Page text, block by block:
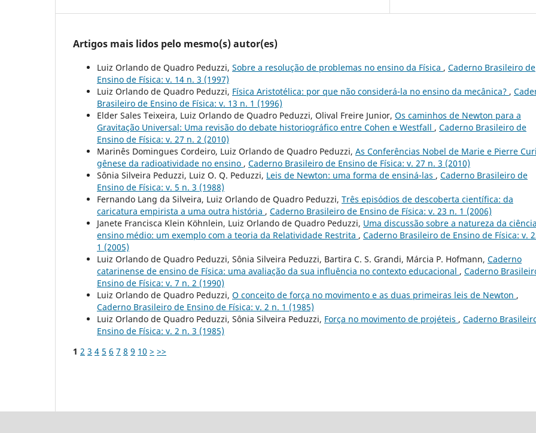
Artigos mais lidos pelo mesmo(s) autor(es)
Luiz Orlando de Quadro Peduzzi, Sobre a resolução de problemas no ensino da Física , Caderno Brasileiro de
Ensino de Física: v. 14 n. 3 (1997)
Luiz Orlando de Quadro Peduzzi, Física Aristotélica: por que não considerá-la no ensino da mecânica? ,
Brasileiro de Ensino de Física: v. 13 n. 1 (1996)
Elder Sales Teixeira, Luiz Orlando de Quadro Peduzzi, Olival Freire Junior, Os caminhos de Newton para a
Gravitação Universal: Uma revisão do debate historiográfico entre Cohen e Westfall , Caderno Brasileiro de
Ensino de Física: v. 27 n. 2 (2010)
Marinês Domingues Cordeiro, Luiz Orlando de Quadro Peduzzi, As Conferências Nobel de Marie e Pierre
gênese da radioatividade no ensino , Caderno Brasileiro de Ensino de Física: v. 27 n. 3 (2010)
Sônia Silveira Peduzzi, Luiz O. Q. Peduzzi, Leis de Newton: uma forma de ensiná-las , Caderno Brasileiro de
Ensino de Física: v. 5 n. 3 (1988)
Fernando Lang da Silveira, Luiz Orlando de Quadro Peduzzi, Três episódios de descoberta científica: da
caricatura empirista a uma outra história , Caderno Brasileiro de Ensino de Física: v. 23 n. 1 (2006)
Janete Francisca Klein Köhnlein, Luiz Orlando de Quadro Peduzzi, Uma discussão sobre a natureza da
ensino médio: um exemplo com a teoria da Relatividade Restrita , Caderno Brasileiro de Ensino de Física: v.
1 (2005)
Luiz Orlando de Quadro Peduzzi, Sônia Silveira Peduzzi, Bartira C. S. Grandi, Márcia P. Hofmann, Caderno
catarinense de ensino de Física: uma avaliação da sua influência no contexto educacional , Caderno
Ensino de Física: v. 7 n. 2 (1990)
Luiz Orlando de Quadro Peduzzi, O conceito de força no movimento e as duas primeiras leis de Newton ,
Caderno Brasileiro de Ensino de Física: v. 2 n. 1 (1985)
Luiz Orlando de Quadro Peduzzi, Sônia Silveira Peduzzi, Força no movimento de projéteis , Caderno
Ensino de Física: v. 2 n. 3 (1985)
1 2 3 4 5 6 7 8 9 10 > >>